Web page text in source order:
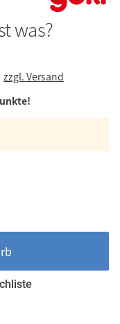
was?
zzgl. Versand